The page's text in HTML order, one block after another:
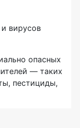
вирусов
опасных
— таких
пестициды,